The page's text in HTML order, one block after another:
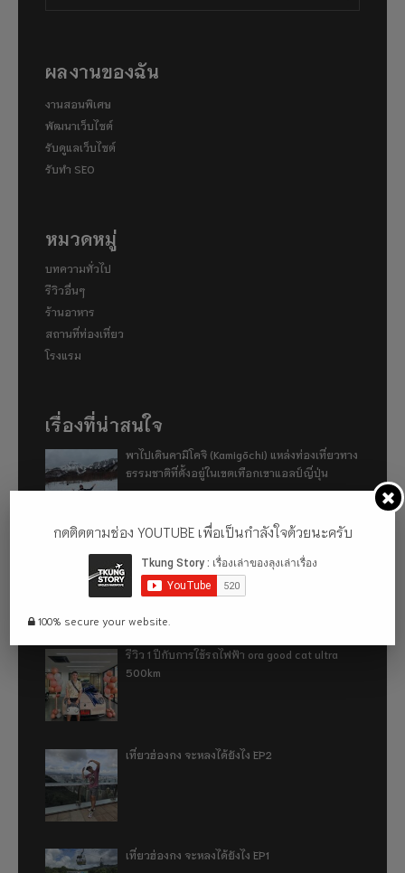
ผลงานของฉัน
งานสอนพิเศษ
พัฒนาเว็บไซต์
รับดูแลเว็บไซต์
รับทำ SEO
หมวดหมู่
บทความทั่วไป
รีวิวอื่นๆ
ร้านอาหาร
สถานที่ท่องเที่ยว
โรงแรม
เรื่องที่น่าสนใจ
พาไปเดินคามิโคจิ (Kamigōchi) แหล่งท่องเที่ยวทาง
ธรรมชาติที่ตั้งอยู่ในเขตเทือกเขาแอลป์ญี่ปุ่น
อู่ฮั่น ฉันมา (ทำไม) แล้ว 2024
รีวิว 1 ปีกับการใช้รถไฟฟ้า ora good cat ultra
500km
เที่ยวฮ่องกง จะหลงได้ยังไง EP2
เที่ยวฮ่องกง จะหลงได้ยังไง EP1
กดติดตามช่อง YOUTUBE เพื่อเป็นกำลังใจด้วยนะครับ
100% secure your website.